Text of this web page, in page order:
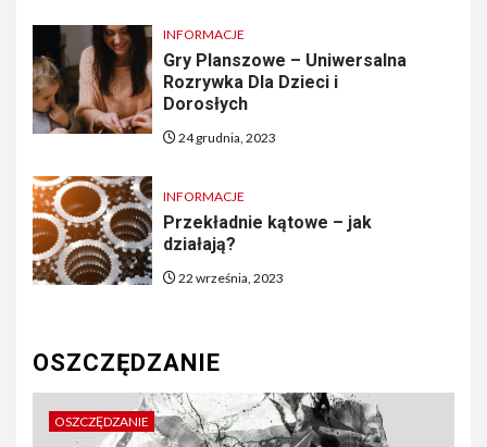
INFORMACJE
Gry Planszowe – Uniwersalna
Rozrywka Dla Dzieci i
Dorosłych
24 grudnia, 2023
INFORMACJE
Przekładnie kątowe – jak
działają?
22 września, 2023
OSZCZĘDZANIE
OSZCZĘDZANIE